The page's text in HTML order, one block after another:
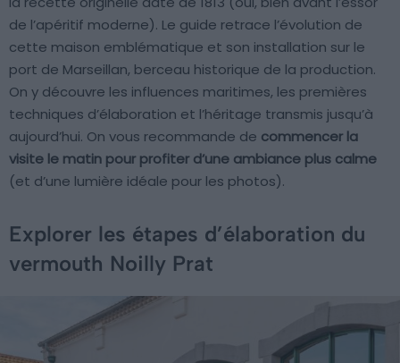
de l’apéritif moderne). Le guide retrace l’évolution de
cette maison emblématique et son installation sur le
port de Marseillan, berceau historique de la production.
On y découvre les influences maritimes, les premières
techniques d’élaboration et l’héritage transmis jusqu’à
aujourd’hui. On vous recommande de commencer la
visite le matin pour profiter d’une ambiance plus calme
(et d’une lumière idéale pour les photos).
Explorer les étapes d’élaboration du
vermouth Noilly Prat